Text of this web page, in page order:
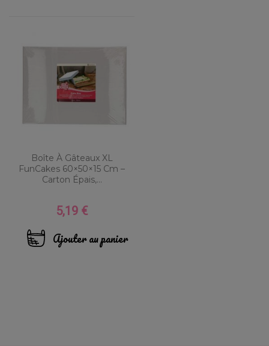
Boîte À Gâteaux XL
FunCakes 60×50×15 Cm –
Carton Épais,...
Prix
5,19 €
Ajouter au panier